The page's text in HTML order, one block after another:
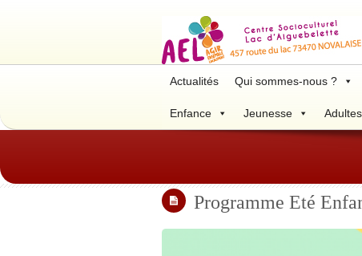
Actualités Qui sommes-nous ?
Enfance Jeunesse Adultes
Programme Eté